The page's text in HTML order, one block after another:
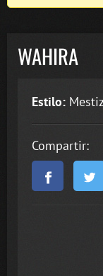
WAHIRA
Estilo:
Compartir: